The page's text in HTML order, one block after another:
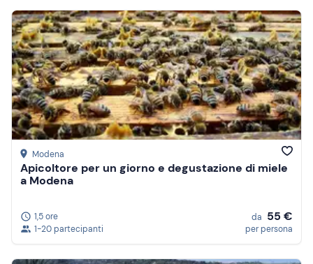
Modena
Apicoltore per un giorno e degustazione di miele
a Modena
1,5 ore
1-20 partecipanti
da 55 €
per persona